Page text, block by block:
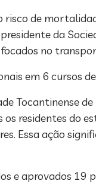
de
da
no
em 6 cursos
Tocantinense
os residentes do
Essa ação
e aprovados 19